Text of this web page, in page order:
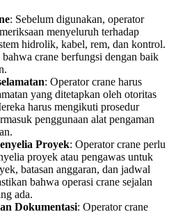
: Sebelum digunakan, operator
menyeluruh terhadap
hidrolik, kabel, rem, dan kontrol.
crane berfungsi dengan baik
: Operator crane harus
yang ditetapkan oleh otoritas
harus mengikuti prosedur
penggunaan alat pengaman
Proyek: Operator crane perlu
proyek atau pengawas untuk
batasan anggaran, dan jadwal
bahwa operasi crane sejalan
ada.
Dokumentasi: Operator crane